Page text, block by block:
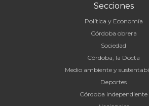
Secciones
Política y Economía
Córdoba obrera
Sociedad
Córdoba, la Docta
Medio ambiente y
Deportes
Córdoba independiente